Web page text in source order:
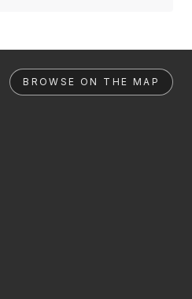
BROWSE ON THE MAP